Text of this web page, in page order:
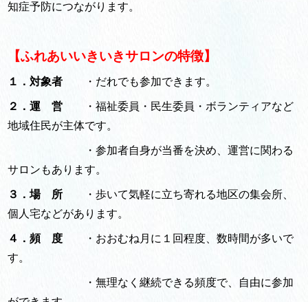
知症予防につながります。
【ふれあいいきいきサロンの特徴】
１．対象者 ・だれでも参加できます。
２．運 営
・福祉委員・民生委員・ボランティアなど
地域住民が主体です。
・参加者自身が当番を決め、運営に関わる
サロンもあります。
３．場 所
・歩いて気軽に立ち寄れる地区の集会所、
個人宅などがあります。
４．頻 度 ・おおむね月に１回程度、数時間が多いで
す。
・無理なく継続できる頻度で、自由に参加